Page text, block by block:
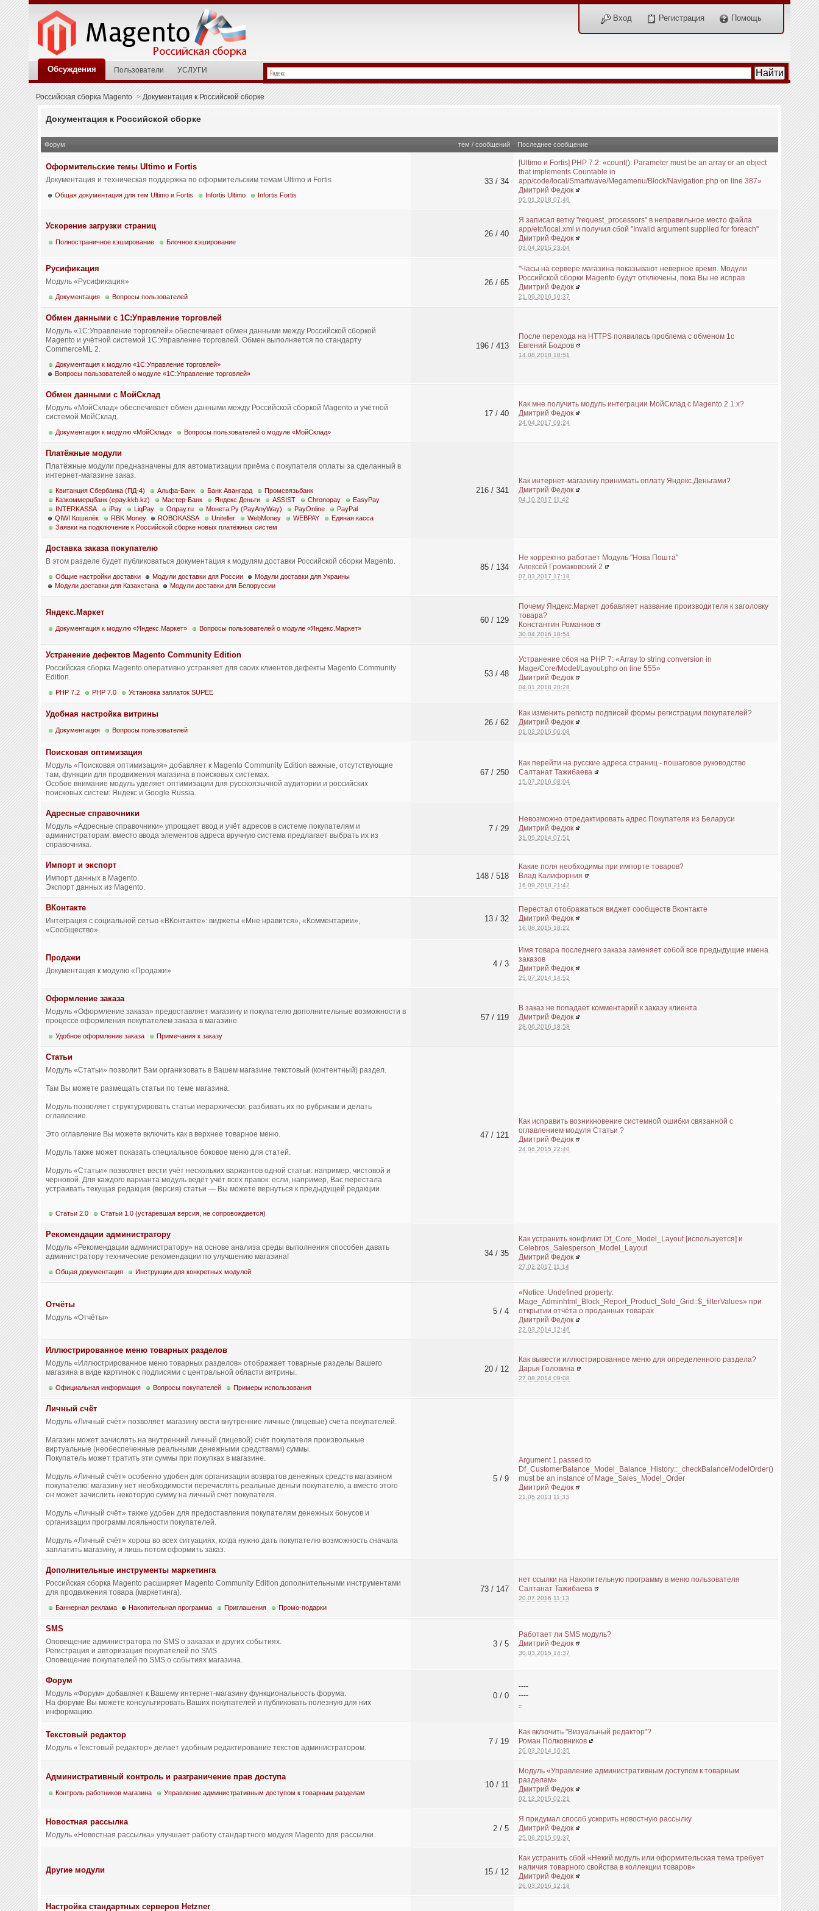
Вход Регистрация Помощь
Обсуждения Пользователи УСЛУГИ
Российская сборка Magento > Документация к Российской сборке
Документация к Российской сборке
Форум тем / сообщений Последнее сообщение
Оформительские темы Ultimo и Fortis
Документация и техническая поддержка по оформительским темам Ultimo и Fortis
Общая документация для тем Ultimo и Fortis Infortis Ultimo Infortis Fortis
33 / 34
[Ultimo и Fortis] PHP 7.2: «count(): Parameter must be an array or an object
that implements Countable in
app/code/local/Smartwave/Megamenu/Block/Navigation.php on line 387»
Дмитрий Федюк
05.01.2018 07:46
Ускорение загрузки страниц
Полностраничное кэширование Блочное кэширование
26 / 40
Я записал ветку "request_processors" в неправильное место файла
app/etc/local.xml и получил сбой "Invalid argument supplied for foreach"
Дмитрий Федюк
03.04.2015 23:04
Русификация
Модуль «Русификация»
Документация Вопросы пользователей
26 / 65
"Часы на сервере магазина показывают неверное время. Модули
Российской сборки Magento будут отключены, пока Вы не исправ
Дмитрий Федюк
21.09.2016 10:37
Обмен данными с 1С:Управление торговлей
Модуль «1С:Управление торговлей» обеспечивает обмен данными между Российской сборкой
Magento и учётной системой 1С:Управление торговлей. Обмен выполняется по стандарту
CommerceML 2.
Документация к модулю «1С:Управление торговлей»
Вопросы пользователей о модуле «1С:Управление торговлей»
196 / 413
После перехода на HTTPS появилась проблема с обменом 1с
Евгений Бодров
14.08.2018 18:51
Обмен данными с МойСклад
Модуль «МойСклад» обеспечивает обмен данными между Российской сборкой Magento и учётной
системой МойСклад.
Документация к модулю «МойСклад» Вопросы пользователей о модуле «МойСклад»
17 / 40
Как мне получить модуль интеграции МойСклад с Magento 2.1.x?
Дмитрий Федюк
24.04.2017 09:24
Платёжные модули
Платёжные модули предназначены для автоматизации приёма с покупателя оплаты за сделанный в
интернет-магазине заказ.
Квитанция Сбербанка (ПД-4) Альфа-Банк Банк Авангард
Промсвязьбанк
Казкоммерцбанк (epay.kkb.kz)
Мастер-Банк Яндекс.Деньги ASSIST Chronopay
EasyPay
INTERKASSA
iPay LiqPay Onpay.ru Монета.Ру (PayAnyWay) PayOnline
PayPal
QIWI Кошелёк
RBK Money ROBOKASSA Uniteller WebMoney WEBPAY
Единая касса
Заявки на подключение к Российской сборке новых платёжных систем
216 / 341
Как интернет-магазину принимать оплату Яндекс.Деньгами?
Дмитрий Федюк
04.10.2017 11:42
Доставка заказа покупателю
В этом разделе будет публиковаться документация к модулям доставки Российской сборки Magento.
Общие настройки доставки Модули доставки для России
Модули доставки для Украины
Модули доставки для Казахстана
Модули доставки для Белоруссии
85 / 134
Не корректно работает Модуль "Нова Пошта"
Алексей Громаковский 2
07.03.2017 17:18
Яндекс.Маркет
Документация к модулю «Яндекс.Маркет» Вопросы пользователей о модуле «Яндекс.Маркет»
60 / 129
Почему Яндекс.Маркет добавляет название производителя к заголовку
товара?
Константин Романков
30.04.2016 18:54
Устранение дефектов Magento Community Edition
Российская сборка Magento оперативно устраняет для своих клиентов дефекты Magento Community
Edition.
PHP 7.2 PHP 7.0 Установка заплаток SUPEE
53 / 48
Устранение сбоя на PHP 7: «Array to string conversion in
Mage/Core/Model/Layout.php on line 555»
Дмитрий Федюк
04.01.2018 20:28
Удобная настройка витрины
Документация Вопросы пользователей
26 / 62
Как изменить регистр подписей формы регистрации покупателей?
Дмитрий Федюк
01.02.2015 06:08
Поисковая оптимизация
Модуль «Поисковая оптимизация» добавляет к Magento Community Edition важные, отсутствующие
там, функции для продвижения магазина в поисковых системах.
Особое внимание модуль уделяет оптимизации для русскоязычной аудитории и российских
поисковых систем: Яндекс и Google Russia.
67 / 250
Как перейти на русские адреса страниц - пошаговое руководство
Салтанат Тажибаева
15.07.2016 08:04
Адресные справочники
Модуль «Адресные справочники» упрощает ввод и учёт адресов в системе покупателям и
администраторам: вместо ввода элементов адреса вручную система предлагает выбрать их из
справочника.
7 / 29
Невозможно отредактировать адрес Покупателя из Беларуси
Дмитрий Федюк
31.05.2014 07:51
Импорт и экспорт
Импорт данных в Magento.
Экспорт данных из Magento.
148 / 518
Какие поля необходимы при импорте товаров?
Влад Калифорния
16.09.2018 21:42
ВКонтакте
Интеграция с социальной сетью «ВКонтакте»: виджеты «Мне нравится», «Комментарии»,
«Сообщество».
13 / 32
Перестал отображаться виджет сообществ Вконтакте
Дмитрий Федюк
16.08.2015 18:22
Продажи
Документация к модулю «Продажи»
4 / 3
Имя товара последнего заказа заменяет собой все предыдущие имена
заказов
Дмитрий Федюк
25.07.2014 14:52
Оформление заказа
Модуль «Оформление заказа» предоставляет магазину и покупателю дополнительные возможности в
процессе оформления покупателем заказа в магазине.
Удобное оформление заказа Примечания к заказу
57 / 119
В заказ не попадает комментарий к заказу клиента
Дмитрий Федюк
28.06.2016 18:58
Статьи
Модуль «Статьи» позволит Вам организовать в Вашем магазине текстовый (контентный) раздел.
Там Вы можете размещать статьи по теме магазина.
Модуль позволяет структурировать статьи иерархически: разбивать их по рубрикам и делать
оглавление.
Это оглавление Вы можете включить как в верхнее товарное меню.
Модуль также может показать специальное боковое меню для статей.
Модуль «Статьи» позволяет вести учёт нескольких вариантов одной статьи: например, чистовой и
черновой. Для каждого варианта модуль ведёт учёт всех правок: если, например, Вас перестала
устраивать текущая редакция (версия) статьи — Вы можете вернуться к предыдущей редакции.
Статьи 2.0 Статьи 1.0 (устаревшая версия, не сопровождается)
47 / 121
Как исправить возникновение системной ошибки связанной с
оглавлением модуля Статьи ?
Дмитрий Федюк
24.06.2015 22:40
Рекомендации администратору
Модуль «Рекомендации администратору» на основе анализа среды выполнения способен давать
администратору технические рекомендации по улучшению магазина!
Общая документация Инструкции для конкретных модулей
34 / 35
Как устранить конфликт Df_Core_Model_Layout [используется] и
Celebros_Salesperson_Model_Layout
Дмитрий Федюк
27.02.2017 11:14
Отчёты
Модуль «Отчёты»
5 / 4
«Notice: Undefined property:
Mage_Adminhtml_Block_Report_Product_Sold_Grid::$_filterValues» при
открытии отчёта о проданных товарах
Дмитрий Федюк
22.03.2014 12:46
Иллюстрированное меню товарных разделов
Модуль «Иллюстрированное меню товарных разделов» отображает товарные разделы Вашего
магазина в виде картинок с подписями с центральной области витрины.
Официальная информация Вопросы покупателей Примеры использования
20 / 12
Как вывести иллюстрированное меню для определенного раздела?
Дарья Головина
27.08.2014 09:08
Личный счёт
Модуль «Личный счёт» позволяет магазину вести внутренние личные (лицевые) счета покупателей.
Магазин может зачислять на внутренний личный (лицевой) счёт покупателя произвольные
виртуальные (необеспеченные реальными денежными средствами) суммы.
Покупатель может тратить эти суммы при покупках в магазине.
Модуль «Личный счёт» особенно удобен для организации возвратов денежных средств магазином
покупателю: магазину нет необходимости перечислять реальные деньги покупателю, а вместо этого
он может зачислить некоторую сумму на личный счёт покупателя.
Модуль «Личный счёт» также удобен для предоставления покупателям денежных бонусов и
организации программ лояльности покупателей.
Модуль «Личный счёт» хорош во всех ситуациях, когда нужно дать покупателю возможность сначала
заплатить магазину, и лишь потом оформить заказ.
5 / 9
Argument 1 passed to
Df_CustomerBalance_Model_Balance_History::_checkBalanceModelOrder()
must be an instance of Mage_Sales_Model_Order
Дмитрий Федюк
21.05.2013 11:33
Дополнительные инструменты маркетинга
Российская сборка Magento расширяет Magento Community Edition дополнительными инструментами
для продвижения товара (маркетинга).
Баннерная реклама Накопительная программа Приглашения Промо-подарки
73 / 147
нет ссылки на Накопительную программу в меню пользователя
Салтанат Тажибаева
20.07.2016 11:13
SMS
Оповещение администратора по SMS о заказах и других событиях.
Регистрация и авторизация покупателей по SMS.
Оповещение покупателей по SMS о событиях магазина.
3 / 5
Работает ли SMS модуль?
Дмитрий Федюк
30.03.2015 14:37
Форум
Модуль «Форум» добавляет к Вашему интернет-магазину функциональность форума.
На форуме Вы можете консультировать Ваших покупателей и публиковать полезную для них
информацию.
0 / 0
----
----
--
Текстовый редактор
Модуль «Текстовый редактор» делает удобным редактирование текстов администратором.
7 / 19
Как включить "Визуальный редактор"?
Роман Полковников
20.03.2014 16:35
Административный контроль и разграничение прав доступа
Контроль работников магазина Управление административным доступом к товарным разделам
10 / 11
Модуль «Управление административным доступом к товарным
разделам»
Дмитрий Федюк
02.12.2015 02:21
Новостная рассылка
Модуль «Новостная рассылка» улучшает работу стандартного модуля Magento для рассылки.
2 / 5
Я придумал способ ускорить новостную рассылку
Дмитрий Федюк
25.06.2015 09:37
Другие модули 15 / 12
Как устранить сбой «Некий модуль или оформительская тема требует
наличия товарного свойства в коллекции товаров»
Дмитрий Федюк
26.03.2016 12:18
Настройка стандартных серверов Hetzner